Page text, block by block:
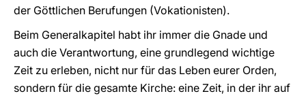
der Göttlichen Berufungen (Vokationisten).
Beim Generalkapitel habt ihr immer die Gnade und
auch die Verantwortung, eine grundlegend wichtige
Zeit zu erleben, nicht nur für das Leben eurer Orden,
sondern für die gesamte Kirche: eine Zeit, in der ihr auf